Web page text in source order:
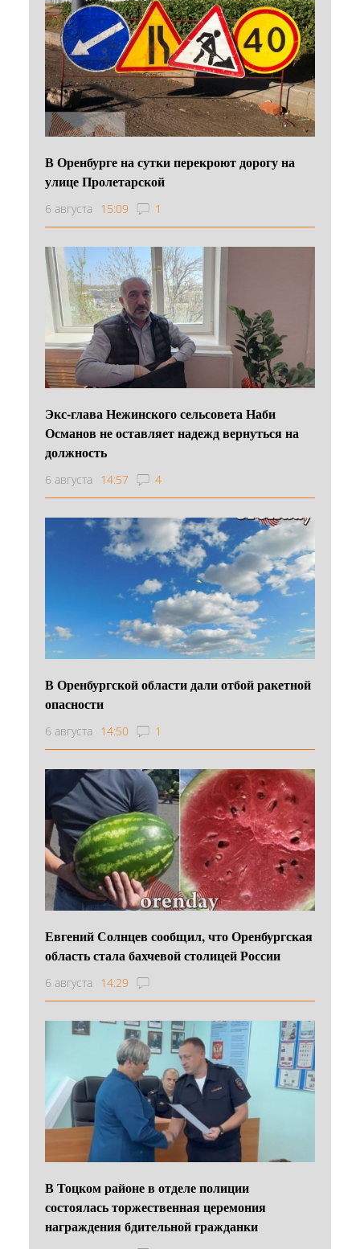
В Оренбурге на сутки перекроют дорогу на
улице Пролетарской
6 августа 15:09 1
Экс-глава Нежинского сельсовета Наби
Османов не оставляет надежд вернуться на
должность
6 августа 14:57 4
В Оренбургской области дали отбой ракетной
опасности
6 августа 14:50 1
Евгений Солнцев сообщил, что Оренбургская
область стала бахчевой столицей России
6 августа 14:29
В Тоцком районе в отделе полиции
состоялась торжественная церемония
награждения бдительной гражданки